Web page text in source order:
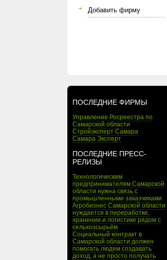
Добавить фирму
ПОСЛЕДНИЕ ФИРМЫ
Управление Росреестра по
Самарской области
Стройэксперт Самара
Самара Эксперт
ПОСЛЕДНИЕ ПРЕСС-
РЕЛИЗЫ
Технологическим
предпринимателям Самарской
области нужна связь с
промышленными заказчиками
Агробизнес Самарской области
нуждается в переработке,
хранении и логистике рядом с
сельхозсырьём
Социальный контракт в
Самарской области должен
помогать людям создавать
доход, а не просто получать